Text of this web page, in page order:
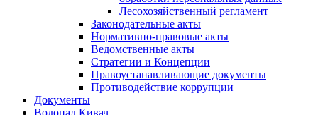
Лесохозяйственный регламент
Законодательные акты
Нормативно-правовые акты
Ведомственные акты
Стратегии и Концепции
Правоустанавливающие документы
Противодействие коррупции
Документы
Водопад Кивач